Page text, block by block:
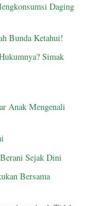
Daging
Bunda Ketahui!
Simak
Anak Mengenali
Sejak Dini
Bersama